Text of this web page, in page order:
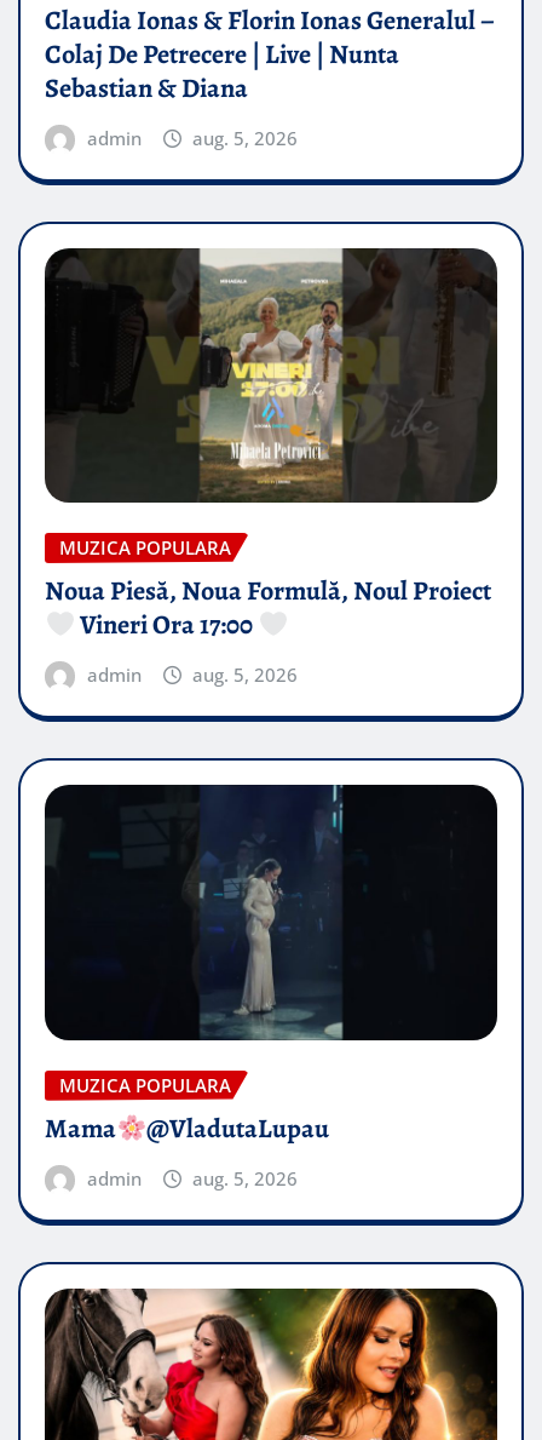
Claudia Ionas & Florin Ionas Generalul –
Colaj De Petrecere | Live | Nunta
Sebastian & Diana
admin aug. 5, 2026
MUZICA POPULARA
Noua Piesă, Noua Formulă, Noul Proiect
Vineri Ora 17:00
admin aug. 5, 2026
MUZICA POPULARA
Mama @VladutaLupau
admin aug. 5, 2026